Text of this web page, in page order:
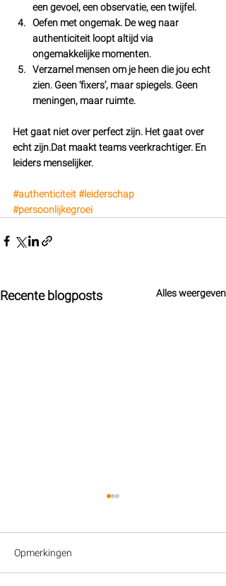
een gevoel, een observatie, een twijfel.
Oefen met ongemak. De weg naar
authenticiteit loopt altijd via
ongemakkelijke momenten.
Verzamel mensen om je heen die jou echt
zien. Geen ‘fixers’, maar spiegels. Geen
meningen, maar ruimte.
Het gaat niet over perfect zijn. Het gaat over
echt zijn.Dat maakt teams veerkrachtiger. En
leiders menselijker.
#authenticiteit#leiderschap
#persoonlijkegroei
Recente blogposts Alles weergeven
Opmerkingen